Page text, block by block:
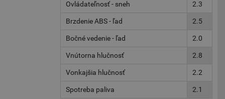
Ovládateľnosť - sneh 2.3
Brzdenie ABS - ľad 2.5
Bočné vedenie - ľad 2.0
Vnútorna hlučnosť 2.8
Vonkajšia hlučnosť 2.2
Spotreba paliva 2.1